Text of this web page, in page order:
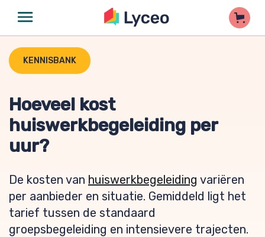
KENNISBANK
Hoeveel kost
huiswerkbegeleiding per
uur?
De kosten van huiswerkbegeleiding variëren
per aanbieder en situatie. Gemiddeld ligt het
tarief tussen de standaard
groepsbegeleiding en intensievere trajecten.